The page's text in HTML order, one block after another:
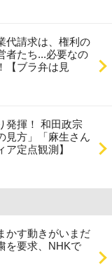
代請求は、権利の
者たち...必要なの
【ブラ弁は見
発揮！ 和田政宗
見方」「麻生さん
定点観測】
かす動きがいまだ
を要求、NHKで